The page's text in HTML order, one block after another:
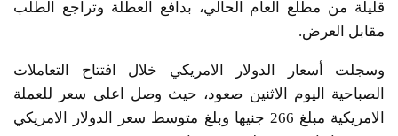
قليلة من مطلع العام الحالي، بدافع العطلة وتراجع الطلب
مقابل العرض.
وسجلت أسعار الدولار الامريكي خلال افتتاح التعاملات
الصباحية اليوم الاثنين صعود، حيث وصل اعلى سعر للعملة
الامريكية مبلغ 266 جنيها وبلغ متوسط سعر الدولار الامريكي